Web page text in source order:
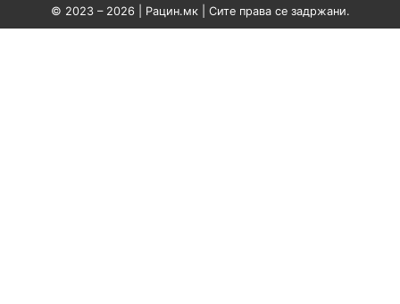
© 2023 – 2026 | Рацин.мк | Сите права се задржани.